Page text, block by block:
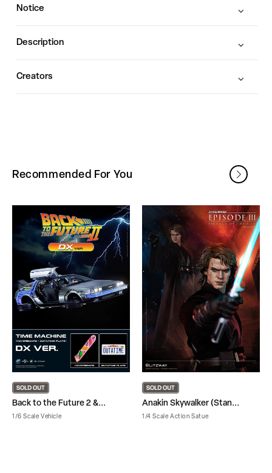
Notice
Description
Creators
Recommended For You
Back to the Future 2 &...
1/6 Scale Vehicle
Anakin Skywalker (Stan...
1/4 Scale Action Satue